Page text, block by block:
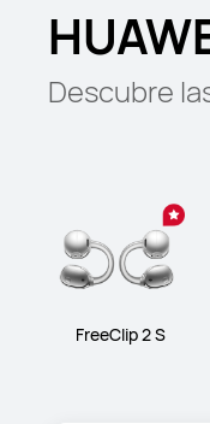
Descubre
FreeClip 2 S